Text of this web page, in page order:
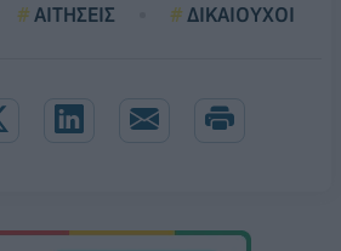
ΑΙΤΗΣΕΙΣ ΔΙΚΑΙΟΥΧΟΙ